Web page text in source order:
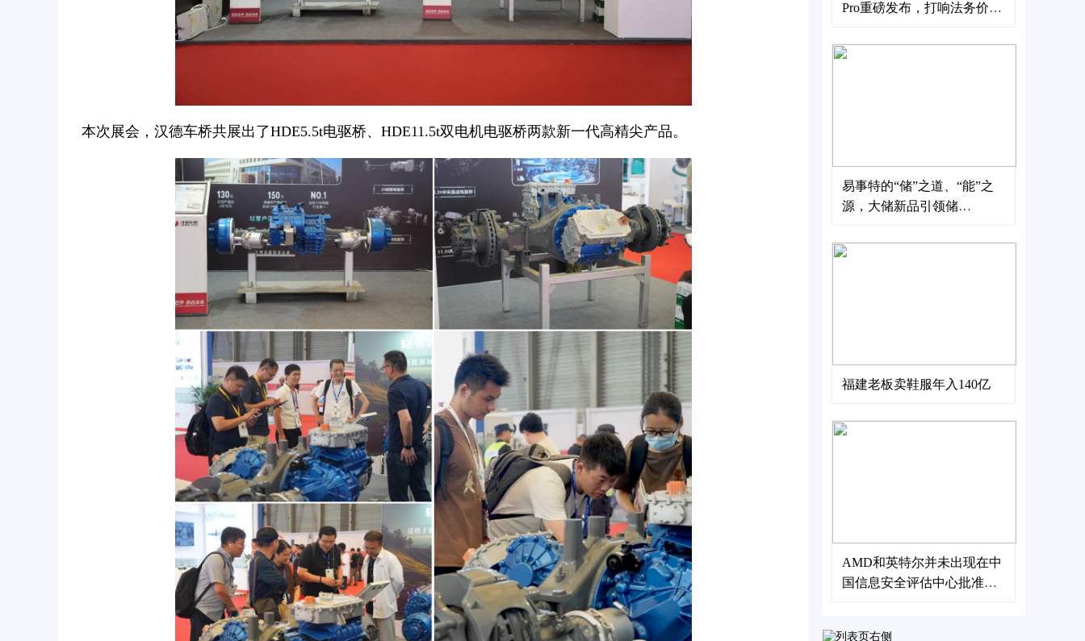
本次展会，汉德车桥共展出了HDE5.5t电驱桥、HDE11.5t双电机电驱桥两款新一代高精尖产品。
Pro重磅发布，打响法务价值
易事特的“储”之道、“能”之
源，大储新品引领储
福建老板卖鞋服年入140亿
AMD和英特尔并未出现在中
国信息安全评估中心批准的